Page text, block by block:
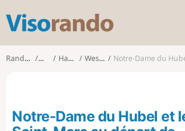
s
o
o
Randonnées AlsaceHaut-Rhin Westhalten Notre-Dame du Hubel et le
Notre-Dame du Hubel et